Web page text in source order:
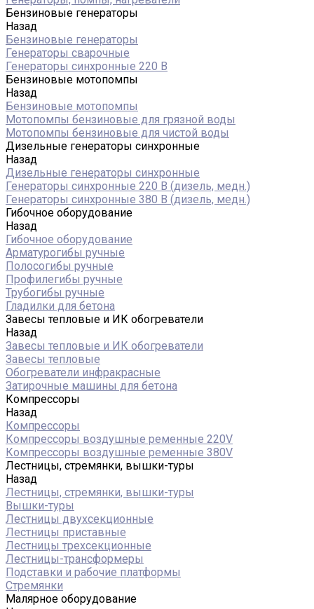
Бензиновые генераторы
Назад
Бензиновые генераторы
Генераторы сварочные
Генераторы синхронные 220 В
Бензиновые мотопомпы
Назад
Бензиновые мотопомпы
Мотопомпы бензиновые для грязной воды
Мотопомпы бензиновые для чистой воды
Дизельные генераторы синхронные
Назад
Дизельные генераторы синхронные
Генераторы синхронные 220 В (дизель, медн.)
Генераторы синхронные 380 В (дизель, медн.)
Гибочное оборудование
Назад
Гибочное оборудование
Арматурогибы ручные
Полосогибы ручные
Профилегибы ручные
Трубогибы ручные
Гладилки для бетона
Завесы тепловые и ИК обогреватели
Назад
Завесы тепловые и ИК обогреватели
Завесы тепловые
Обогреватели инфракрасные
Затирочные машины для бетона
Компрессоры
Назад
Компрессоры
Компрессоры воздушные ременные 220V
Компрессоры воздушные ременные 380V
Лестницы, стремянки, вышки-туры
Назад
Лестницы, стремянки, вышки-туры
Вышки-туры
Лестницы двухсекционные
Лестницы приставные
Лестницы трехсекционные
Лестницы-трансформеры
Подставки и рабочие платформы
Стремянки
Малярное оборудование